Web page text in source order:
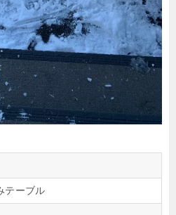
テーブル